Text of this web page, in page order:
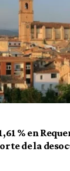
% en
de la